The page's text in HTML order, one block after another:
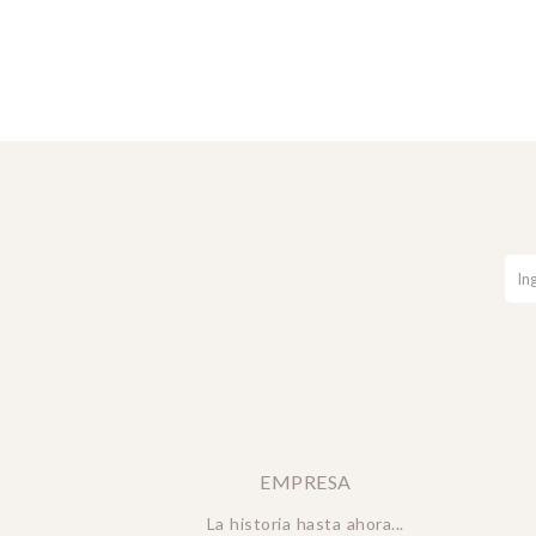
EMPRESA
La historia hasta ahora...